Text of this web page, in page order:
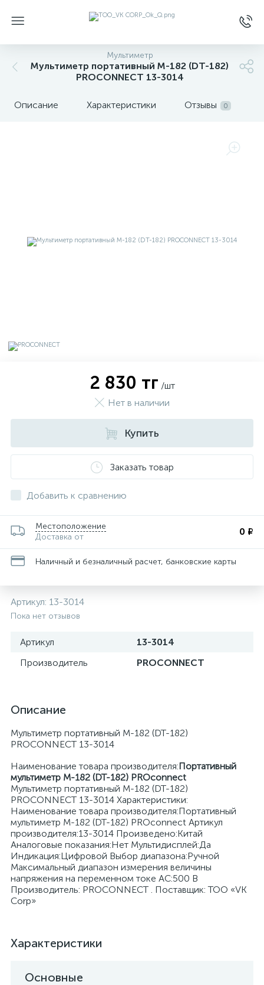
Мультиметр
Мультиметр портативный М-182 (DT-182)
PROCONNECT 13-3014
Описание Характеристики Отзывы 0
2 830 тг /шт
Нет в наличии
Купить
Заказать товар
Добавить к сравнению
Местоположение
Доставка от
0 ₽
Наличный и безналичный расчет, банковские карты
Артикул: 13-3014
Пока нет отзывов
Артикул
13-3014
Производитель
PROCONNECT
Описание
Мультиметр портативный М-182 (DT-182)
PROCONNECT 13-3014
Наименование товара производителя:Портативный
мультиметр М-182 (DT-182) PROconnect
Мультиметр портативный М-182 (DT-182)
PROCONNECT 13-3014 Характеристики:
Наименование товара производителя:Портативный
мультиметр М-182 (DT-182) PROconnect Артикул
производителя:13-3014 Произведено:Китай
Аналоговые показания:Нет Мультидисплей:Да
Индикация:Цифровой Выбор диапазона:Ручной
Максимальный диапазон измерения величины
напряжения на переменном токе АC:500 В
Производитель: PROCONNECT . Поставщик: ТОО «VK
Corp»
Характеристики
Основные